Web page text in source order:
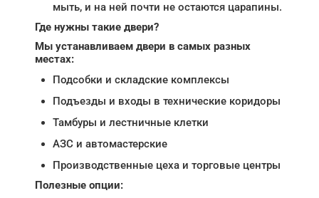
мыть, и на ней почти не остаются царапины.
Где нужны такие двери?
Мы устанавливаем двери в самых разных
местах:
Подсобки и складские комплексы
Подъезды и входы в технические коридоры
Тамбуры и лестничные клетки
АЗС и автомастерские
Производственные цеха и торговые центры
Полезные опции: